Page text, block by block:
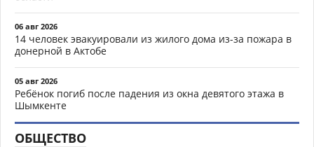
06 авг 2026
14 человек эвакуировали из жилого дома из-за пожара в
донерной в Актобе
05 авг 2026
Ребёнок погиб после падения из окна девятого этажа в
Шымкенте
ОБЩЕСТВО